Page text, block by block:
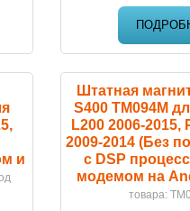
и
Штатная
S400 TM094M
L200 2006-2015,
2009-2014 (Без
с DSP
модемом на
товара: